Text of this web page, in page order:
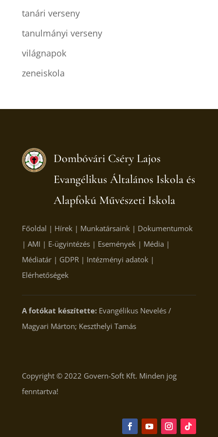
tanári verseny
tanulmányi verseny
világnapok
zeneiskola
Dombóvári Cséry Lajos
Evangélikus Általános Iskola és
Alapfokú Művészeti Iskola
Főoldal | Hírek| Munkatársaink| Dokumentumok
| AMI | E-ügyintézés| Események| Média |
Médiatár| GDPR| Intézményi adatok|
Elérhetőségek
A fotókat készítette:Evangélikus Nevelés /
Magyari Márton; Keszthelyi Tamás
Copyright © 2022 Govern-Soft Kft. Minden jog
fenntartva!